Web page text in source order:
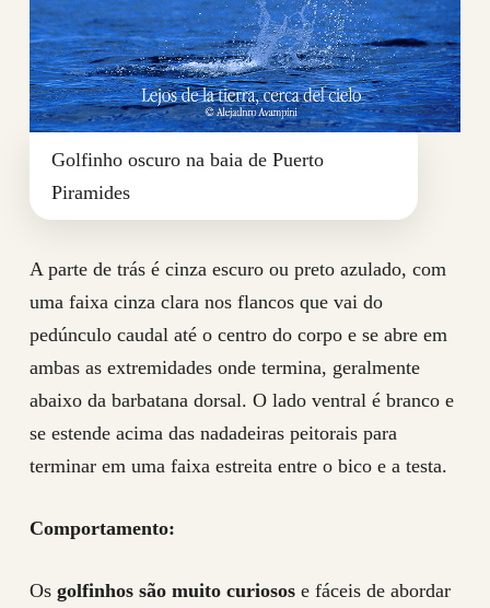
Golfinho oscuro na baia de Puerto
Piramides
A parte de trás é cinza escuro ou preto azulado, com
uma faixa cinza clara nos flancos que vai do
pedúnculo caudal até o centro do corpo e se abre em
ambas as extremidades onde termina, geralmente
abaixo da barbatana dorsal. O lado ventral é branco e
se estende acima das nadadeiras peitorais para
terminar em uma faixa estreita entre o bico e a testa.
Comportamento:
Os golfinhos são muito curiosose fáceis de abordar